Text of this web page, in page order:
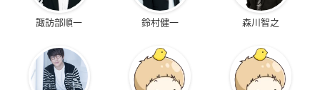
諏訪部順一 鈴村健一 森川智之